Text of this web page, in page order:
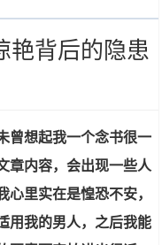
艳背后的隐患
曾想起我一个念书很一
章内容，会出现一些人
心里实在是惶恐不安，
用我的男人，之后我能